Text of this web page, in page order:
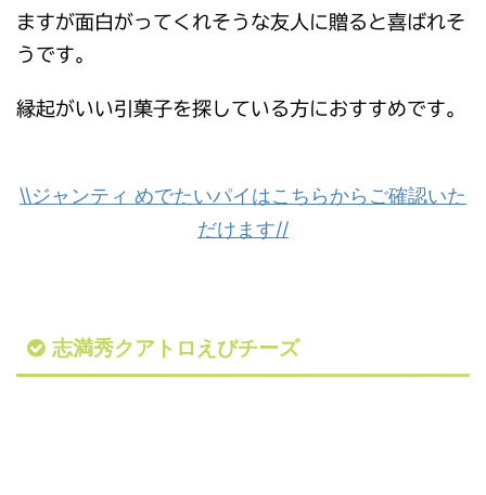
ますが面白がってくれそうな友人に贈ると喜ばれそ
うです。
縁起がいい引菓子を探している方におすすめです。
\\ジャンティ めでたいパイはこちらからご確認いた
だけます//
志満秀クアトロえびチーズ